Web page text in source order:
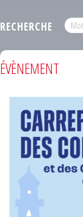
RECHERCHE
ÉVÈNEMENT